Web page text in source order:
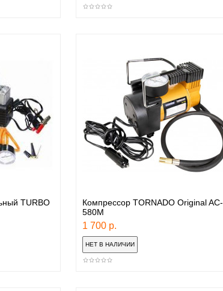
TURBO
Компрессор TORNADO Original AC-
580M
1 700 р.